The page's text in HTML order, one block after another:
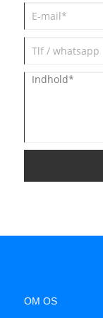
OM OS